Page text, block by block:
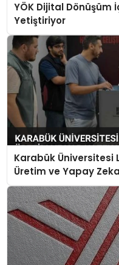
YÖK Dijital Dönüşüm
Yetiştiriyor
Karabük Üniversitesi
Üretim ve Yapay